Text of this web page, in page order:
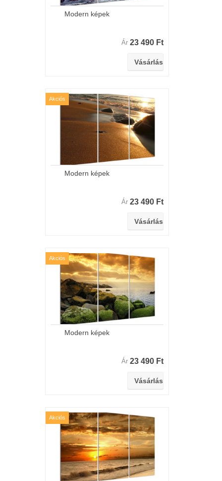
Modern képek
Ár 23 490 Ft
Modern képek
Ár 23 490 Ft
Akciós
Modern képek
Ár 23 490 Ft
Akciós
Akciós